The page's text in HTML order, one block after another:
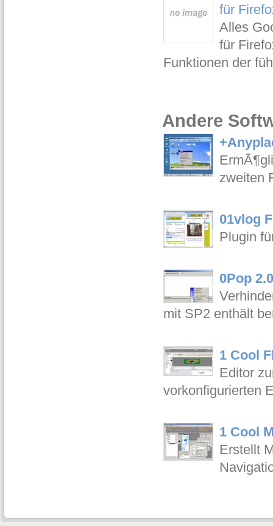
für
Alles
für
Funktionen der
Andere
zweiten
01vlog
Plugin
0Pop
mit SP2 enthält
1 Cool
Editor
vorkonfigurierten
1 Cool
Erstellt